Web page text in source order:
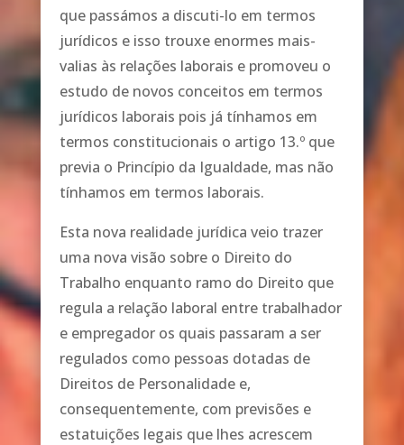
que passámos a discuti-lo em termos
jurídicos e isso trouxe enormes mais-
valias às relações laborais e promoveu o
estudo de novos conceitos em termos
jurídicos laborais pois já tínhamos em
termos constitucionais o artigo 13.º que
previa o Princípio da Igualdade, mas não
tínhamos em termos laborais.
Esta nova realidade jurídica veio trazer
uma nova visão sobre o Direito do
Trabalho enquanto ramo do Direito que
regula a relação laboral entre trabalhador
e empregador os quais passaram a ser
regulados como pessoas dotadas de
Direitos de Personalidade e,
consequentemente, com previsões e
estatuições legais que lhes acrescem